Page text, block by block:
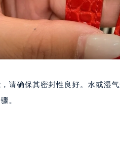
向阳区红军路萧邦售后服务中心
爱辉区中央街萧邦售后服务中心
鸡冠区红军路萧邦售后服务中心
市向阳区长安路萧邦售后服务中
市龙沙区龙华路萧邦售后服务
尖山区新兴大街萧邦售后服务
请确保其密封性良好。水或湿
。